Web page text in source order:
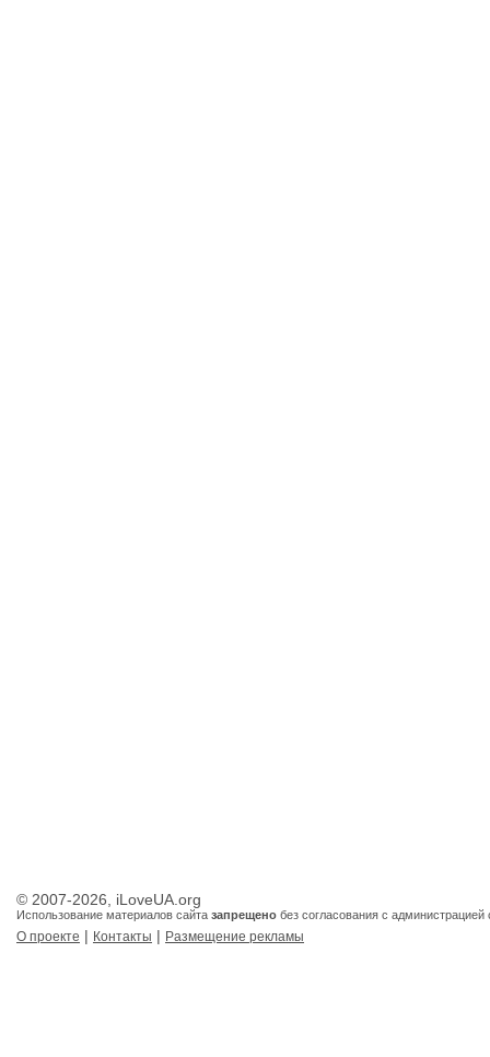
© 2007-2026, iLoveUA.org
Использование материалов сайта запрещено без согласования с администрацией
О проекте | Контакты | Размещение рекламы